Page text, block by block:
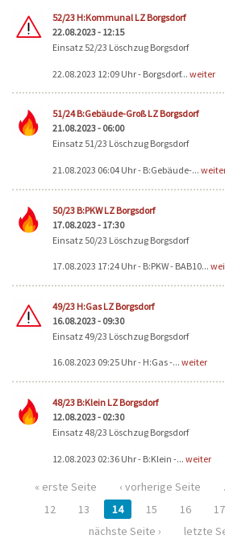
52/23 H:Kommunal LZ Borgsdorf
22.08.2023 - 12:15
Einsatz 52/23 Löschzug Borgsdorf
22.08.2023 12:09 Uhr - Borgsdorf... weiter
51/24 B:Gebäude-Groß LZ Borgsdorf
21.08.2023 - 06:00
Einsatz 51/23 Löschzug Borgsdorf
21.08.2023 06:04 Uhr - B:Gebäude-...
50/23 B:PKW LZ Borgsdorf
17.08.2023 - 17:30
Einsatz 50/23 Löschzug Borgsdorf
17.08.2023 17:24 Uhr - B:PKW - BAB10...
49/23 H:Gas LZ Borgsdorf
16.08.2023 - 09:30
Einsatz 49/23 Löschzug Borgsdorf
16.08.2023 09:25 Uhr - H:Gas -... weiter
48/23 B:Klein LZ Borgsdorf
12.08.2023 - 02:30
Einsatz 48/23 Löschzug Borgsdorf
12.08.2023 02:36 Uhr - B:Klein -... weiter
Seiten
« erste Seite ‹ vorherige Seite
12
13 14 15 16 17
nächste Seite ›
letzte